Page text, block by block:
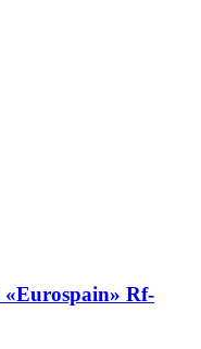
«Eurospain» Rf-